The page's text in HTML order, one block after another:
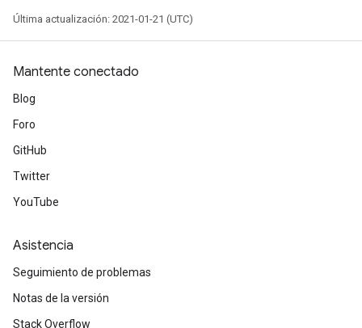
Última actualización: 2021-01-21 (UTC)
Mantente conectado
Blog
Foro
GitHub
Twitter
YouTube
Asistencia
Seguimiento de problemas
Notas de la versión
Stack Overflow